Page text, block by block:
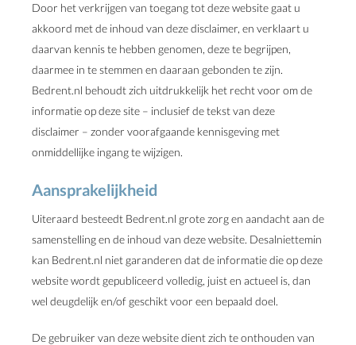
Door het verkrijgen van toegang tot deze website gaat u
akkoord met de inhoud van deze disclaimer, en verklaart u
daarvan kennis te hebben genomen, deze te begrijpen,
daarmee in te stemmen en daaraan gebonden te zijn.
Bedrent.nl behoudt zich uitdrukkelijk het recht voor om de
informatie op deze site – inclusief de tekst van deze
disclaimer – zonder voorafgaande kennisgeving met
onmiddellijke ingang te wijzigen.
Aansprakelijkheid
Uiteraard besteedt Bedrent.nl grote zorg en aandacht aan de
samenstelling en de inhoud van deze website. Desalniettemin
kan Bedrent.nl niet garanderen dat de informatie die op deze
website wordt gepubliceerd volledig, juist en actueel is, dan
wel deugdelijk en/of geschikt voor een bepaald doel.
De gebruiker van deze website dient zich te onthouden van